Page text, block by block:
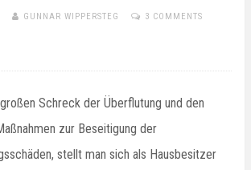
GUNNAR WIPPERSTEG 3 COMMENTS
Schreck der Überflutung und den
zur Beseitigung der
stellt man sich als Hausbesitzer